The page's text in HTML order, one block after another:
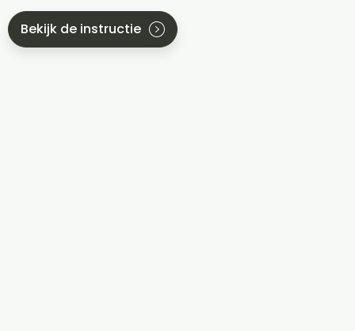
Bekijk de instructie